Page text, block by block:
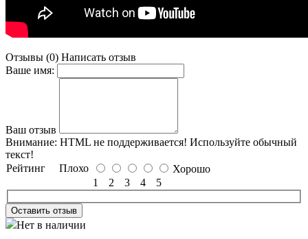
Отзывы (0) Написать отзыв
Ваше имя:
Ваш отзыв
Внимание: HTML не поддерживается! Используйте обычный
текст!
Рейтинг Плохо
Хорошо
1
2 3 4 5
Оставить отзыв
Нет в наличии